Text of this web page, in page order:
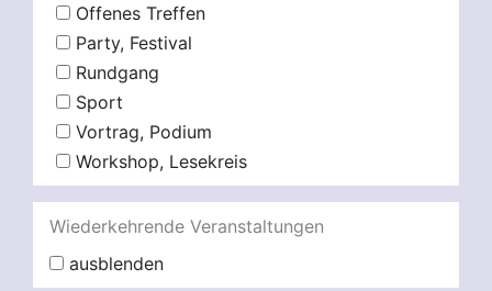
Offenes Treffen
Party, Festival
Rundgang
Sport
Vortrag, Podium
Workshop, Lesekreis
Wiederkehrende Veranstaltungen
ausblenden